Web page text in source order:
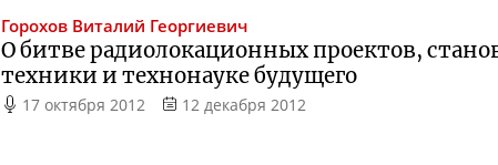
Горохов Виталий Георгиевич
О битве радиолокационных проектов,
техники и технонауке будущего
17 октября 2012 12 декабря 2012